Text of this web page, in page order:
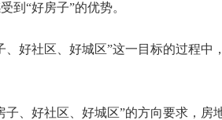
到“好房子”的优势。
、好社区、好城区”这一目标的过程中
子、好社区、好城区”的方向要求，房